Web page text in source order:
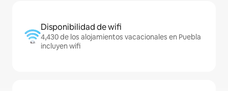
Disponibilidad de wifi
4,430 de los alojamientos vacacionales en Puebla
incluyen wifi